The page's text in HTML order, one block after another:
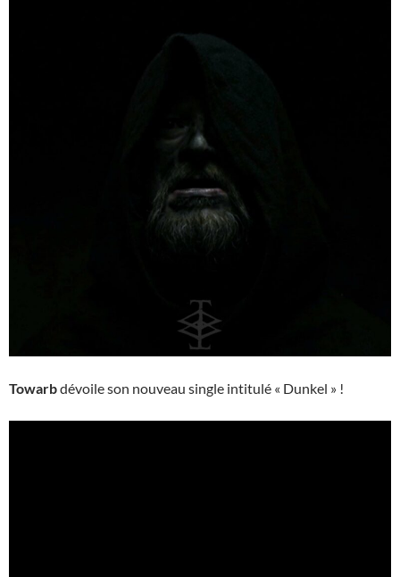
Towarbdévoile son nouveau single intitulé « Dunkel » !